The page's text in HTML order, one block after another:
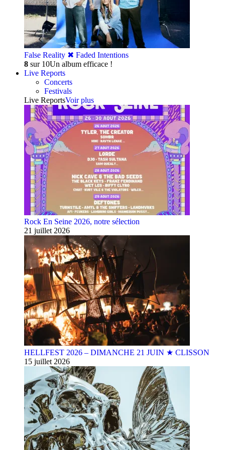
False Reality ✖︎ Faded Intentions
8 sur 10Un album efficace !
Live Reports
Concerts
Festivals
Live ReportsVoir plus
Rock En Seine 2026, notre sélection
21 juillet 2026
HELLFEST 2026 – DIMANCHE 21 JUIN ★ CLISSON
15 juillet 2026